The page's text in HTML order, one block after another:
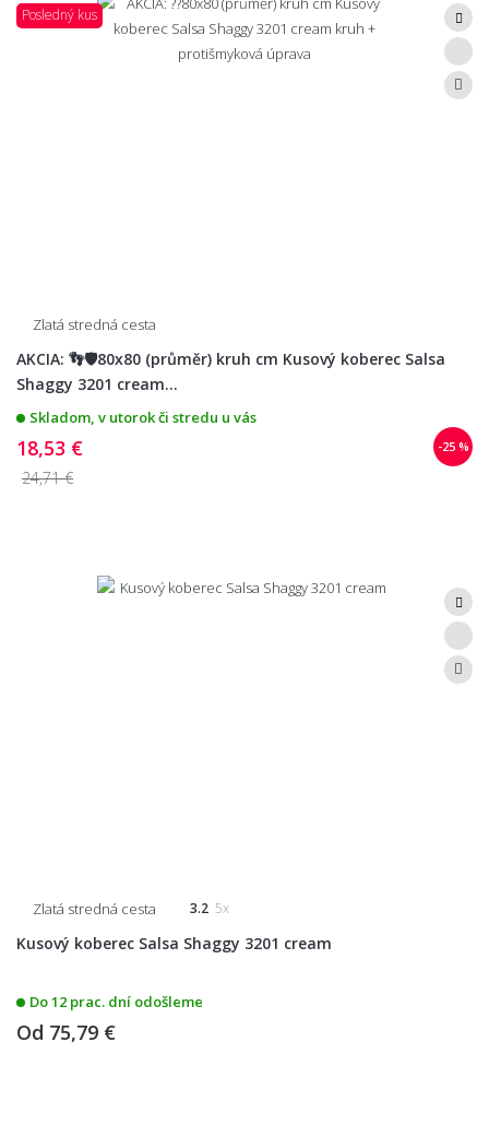
Posledný kus
Zlatá stredná cesta
AKCIA: 👣🛡️80x80 (průměr) kruh cm Kusový koberec Salsa
Shaggy 3201 cream...
Skladom, v utorok či stredu u vás
-25 %
18,53 €
24,71 €
Zlatá stredná cesta 3.2 5x
Kusový koberec Salsa Shaggy 3201 cream
Do 12 prac. dní odošleme
Od 75,79 €